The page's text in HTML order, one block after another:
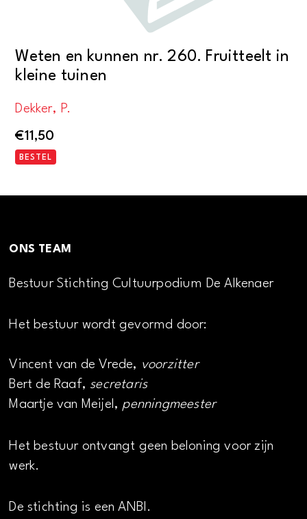
Weten en kunnen nr. 260. Fruitteelt in
kleine tuinen
Dekker, P.
€11,50
BESTEL
ONS TEAM
Bestuur Stichting Cultuurpodium De Alkenaer
Het bestuur wordt gevormd door:
Vincent van de Vrede, voorzitter
Bert de Raaf, secretaris
Maartje van Meijel, penningmeester
Het bestuur ontvangt geen beloning voor zijn
werk.
De stichting is een ANBI.